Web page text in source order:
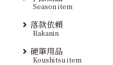
Season item
落款依頼
Rakanin
硬筆用品
Koushitsu item